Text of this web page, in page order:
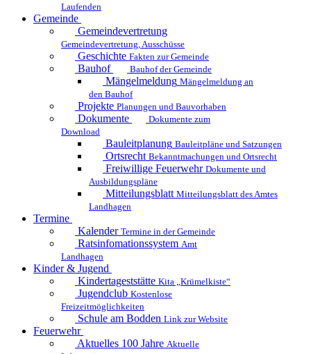
Laufenden
Gemeinde
Gemeindevertretung
Gemeindevertretung, Ausschüsse
Geschichte Fakten zur Gemeinde
Bauhof Bauhof der Gemeinde
Mängelmeldung Mängelmeldung an
den Bauhof
Projekte Planungen und Bauvorhaben
Dokumente
Dokumente zum
Download
Bauleitplanung Bauleitpläne und Satzungen
Ortsrecht Bekanntmachungen und Ortsrecht
Freiwillige Feuerwehr Dokumente und
Ausbildungspläne
Mitteilungsblatt Mitteilungsblatt des Amtes
Landhagen
Termine
Kalender Termine in der Gemeinde
Ratsinfomationssystem Amt
Landhagen
Kinder & Jugend
Kindertageststätte Kita „Krümelkiste“
Jugendclub Kostenlose
Freizeitmöglichkeiten
Schule am Bodden Link zur Website
Feuerwehr
Aktuelles 100 Jahre Aktuelle